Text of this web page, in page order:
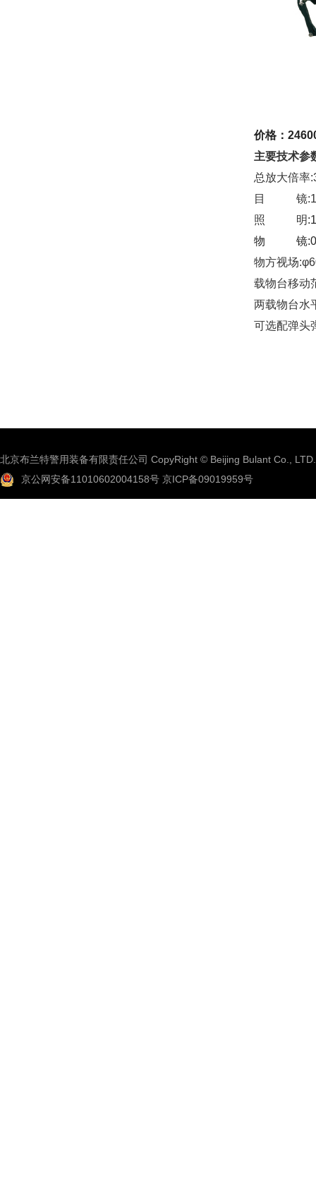
价格：
主要技术参
总放大倍率
目 镜
照 明
物 镜
物方视
载物台移动
两载物台水
可选配弹头
北京布兰特警用装备有限责任公司 CopyRight © Beijing Bulant Co., LTD.
京公网安备11010602004158号 京ICP备09019959号